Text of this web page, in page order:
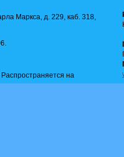
Маркса, д. 229, каб. 318,
на